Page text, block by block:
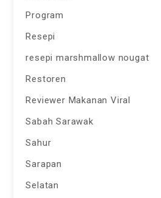
Program
Resepi
resepi marshmallow nougat
Restoren
Reviewer Makanan Viral
Sabah Sarawak
Sahur
Sarapan
Selatan